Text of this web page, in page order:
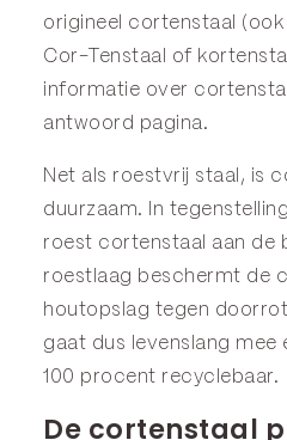
origineel cortenstaal (ook
Cor-Tenstaal of
informatie over
antwoord pagina.
Net als roestvrij staal, is
duurzaam. In
roest cortenstaal aan de
roestlaag beschermt de
houtopslag tegen
gaat dus levenslang mee
100 procent recyclebaar.
De cortenstaal